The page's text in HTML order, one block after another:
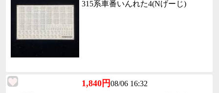
315系車番いんれた4(Nげーじ)
1,840円08/06 16:32